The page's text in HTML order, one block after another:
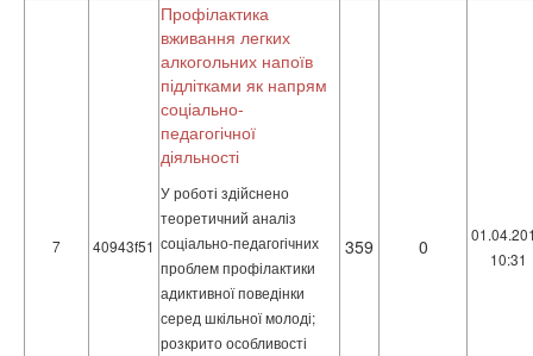
7 40943f51
Профілактика
вживання легких
алкогольних напоїв
підлітками як напрям
соціально-
педагогічної
діяльності
У роботі здійснено
теоретичний аналіз
соціально-педагогічних
проблем профілактики
адиктивної поведінки
серед шкільної молоді;
розкрито особливості
359 0
10:31